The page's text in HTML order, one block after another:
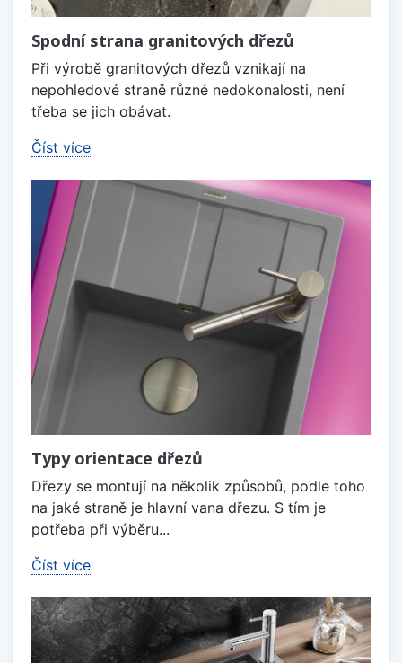
Spodní strana granitových dřezů
Při výrobě granitových dřezů vznikají na
nepohledové straně různé nedokonalosti, není
třeba se jich obávat.
Číst více
Typy orientace dřezů
Dřezy se montují na několik způsobů, podle toho
na jaké straně je hlavní vana dřezu. S tím je
potřeba při výběru...
Číst více